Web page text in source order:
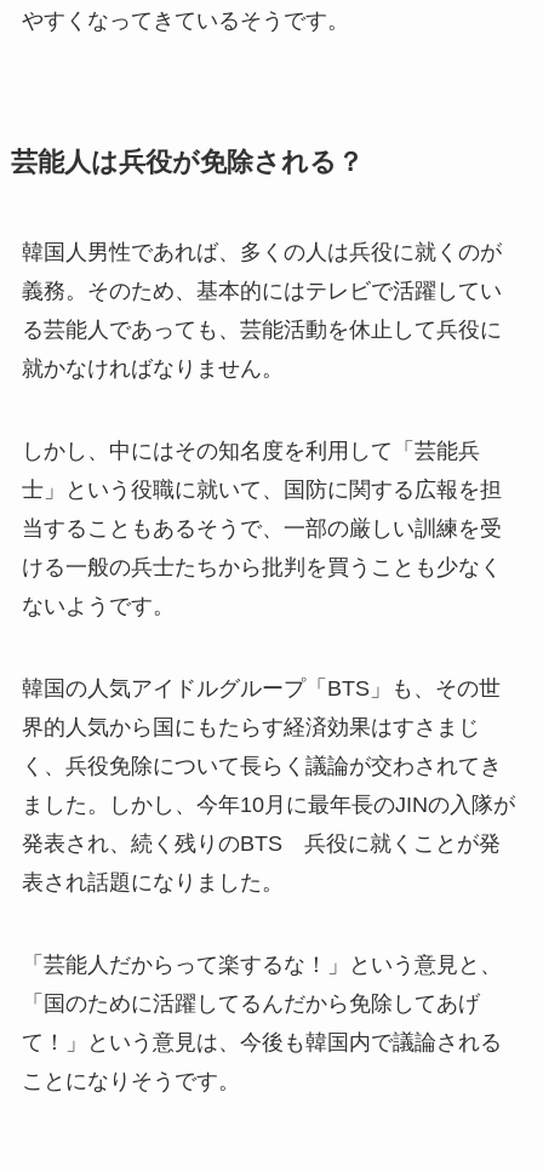
やすくなってきているそうです。
芸能人は兵役が免除される？
韓国人男性であれば、多くの人は兵役に就くのが
義務。そのため、基本的にはテレビで活躍してい
る芸能人であっても、芸能活動を休止して兵役に
就かなければなりません。
しかし、中にはその知名度を利用して「芸能兵
士」という役職に就いて、国防に関する広報を担
当することもあるそうで、一部の厳しい訓練を受
ける一般の兵士たちから批判を買うことも少なく
ないようです。
韓国の人気アイドルグループ「BTS」も、その世
界的人気から国にもたらす経済効果はすさまじ
く、兵役免除について長らく議論が交わされてき
ました。しかし、今年10月に最年長のJINの入隊が
発表され、続く残りのBTS 兵役に就くことが発
表され話題になりました。
「芸能人だからって楽するな！」という意見と、
「国のために活躍してるんだから免除してあげ
て！」という意見は、今後も韓国内で議論される
ことになりそうです。